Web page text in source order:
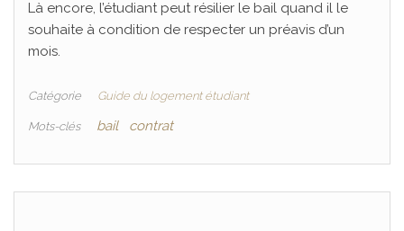
Là encore, l’étudiant peut résilier le bail quand il le
souhaite à condition de respecter un préavis d’un
mois.
Catégorie Guide du logement étudiant
Mots-clés bail contrat